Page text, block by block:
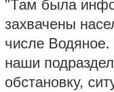
"Там была
захвачены
числе
наши
обстановку,